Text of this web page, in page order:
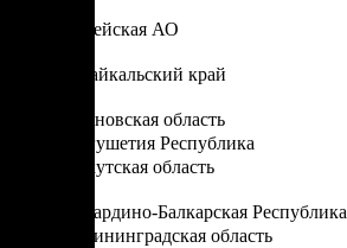
Еврейская АО
Забайкальский край
Ивановская область
Ингушетия Республика
Иркутская область
Кабардино-Балкарская Республика
Калининградская область